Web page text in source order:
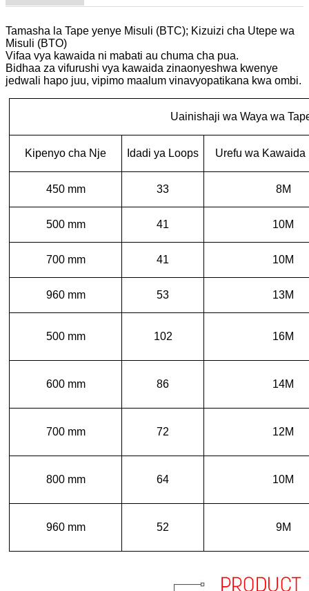
Tamasha la Tape yenye Misuli (BTC); Kizuizi cha Utepe wa
Misuli (BTO)
Vifaa vya kawaida ni mabati au chuma cha pua.
Bidhaa za vifurushi vya kawaida zinaonyeshwa kwenye
jedwali hapo juu, vipimo maalum vinavyopatikana kwa ombi.
Uainishaji wa Waya wa
Kipenyo cha Nje Idadi ya Loops Urefu wa Kawaida
450 mm 33 8M
500 mm 41 10M
700 mm 41 10M
960 mm 53 13M
500 mm 102 16M
600 mm 86 14M
700 mm 72 12M
800 mm 64 10M
960 mm 52 9M